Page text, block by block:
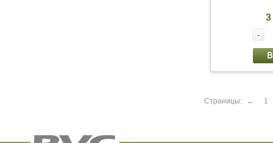
3
-
Страницы: ← 1